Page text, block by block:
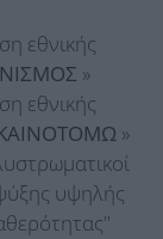
εθνικής
»
εθνικής
»
υψηλής